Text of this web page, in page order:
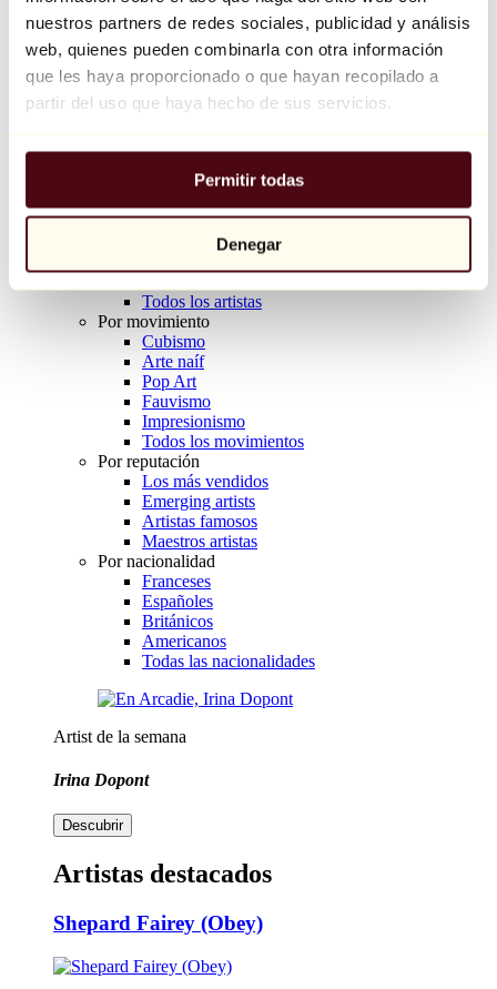
nuestros partners de redes sociales, publicidad y análisis
web, quienes pueden combinarla con otra información
que les haya proporcionado o que hayan recopilado a
partir del uso que haya hecho de sus servicios.
Permitir todas
Denegar
Balloon Dog (Orange)
Jeff Koons
10.000 €
Explorar
Todos los escultores
Todos los fotógrafos
Todos los artistas
Por movimiento
Cubismo
Arte naíf
Pop Art
Fauvismo
Impresionismo
Todos los movimientos
Por reputación
Los más vendidos
Emerging artists
Artistas famosos
Maestros artistas
Por nacionalidad
Franceses
Españoles
Británicos
Americanos
Todas las nacionalidades
Artist de la semana
Irina Dopont
Descubrir
Artistas destacados
Shepard Fairey (Obey)